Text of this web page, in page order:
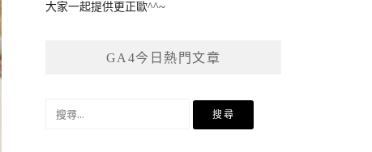
大家一起提供更正歐^^~
GA4今日熱門文章